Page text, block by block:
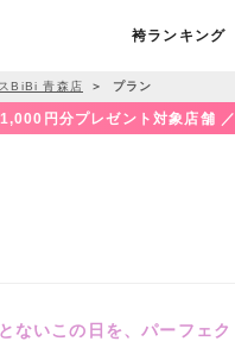
袴ランキング
BiBi 青森店 ＞ プラン
円分プレゼント対象店舗 ／
ないこの日を、パーフェク